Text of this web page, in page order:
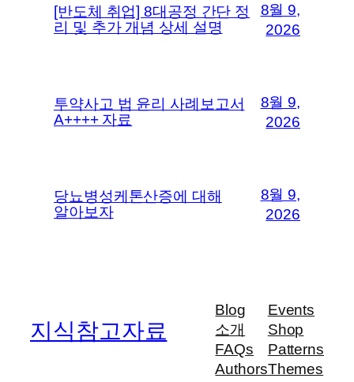
[반도체 취업] 8대공정 간단 정
리 및 추가 개념 상세 설명
8월 9,
2026
투약사고 법 윤리 사례보고서
A++++ 자료
8월 9,
2026
당뇨병성케톤산증에 대해
알아보자
8월 9,
2026
지식참고자료
Blog
소개
FAQs
Authors
Events
Shop
Patterns
Themes